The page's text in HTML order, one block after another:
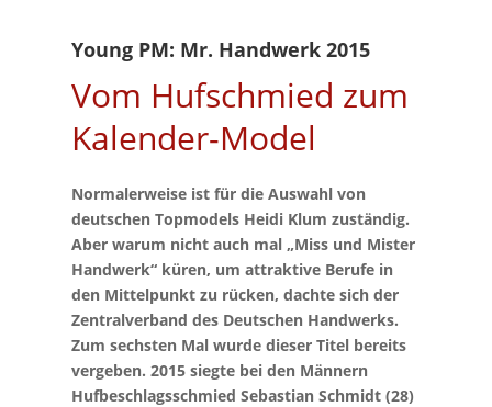
Young PM: Mr. Handwerk 2015
Vom Hufschmied zum
Kalender-Model
Normalerweise ist für die Auswahl von
deutschen Topmodels Heidi Klum zuständig.
Aber warum nicht auch mal „Miss und Mister
Handwerk“ küren, um attraktive Berufe in
den Mittelpunkt zu rücken, dachte sich der
Zentralverband des Deutschen Handwerks.
Zum sechsten Mal wurde dieser Titel bereits
vergeben. 2015 siegte bei den Männern
Hufbeschlagsschmied Sebastian Schmidt (28)